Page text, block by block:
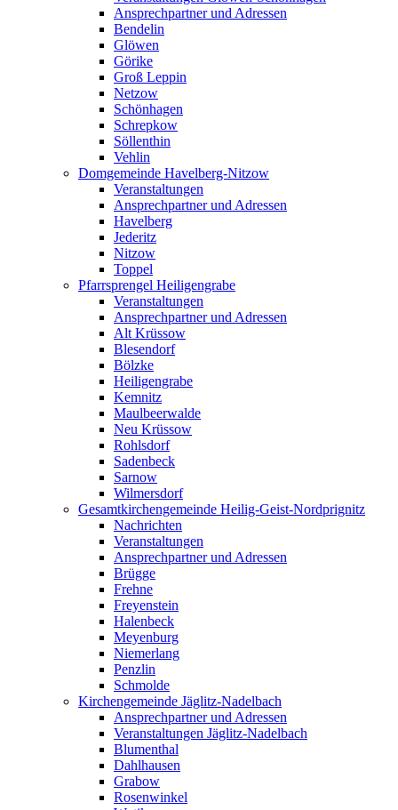
Ansprechpartner und Adressen
Bendelin
Glöwen
Görike
Groß Leppin
Netzow
Schönhagen
Schrepkow
Söllenthin
Vehlin
Domgemeinde Havelberg-Nitzow
Veranstaltungen
Ansprechpartner und Adressen
Havelberg
Jederitz
Nitzow
Toppel
Pfarrsprengel Heiligengrabe
Veranstaltungen
Ansprechpartner und Adressen
Alt Krüssow
Blesendorf
Bölzke
Heiligengrabe
Kemnitz
Maulbeerwalde
Neu Krüssow
Rohlsdorf
Sadenbeck
Sarnow
Wilmersdorf
Gesamtkirchengemeinde Heilig-Geist-Nordprignitz
Nachrichten
Veranstaltungen
Ansprechpartner und Adressen
Brügge
Frehne
Freyenstein
Halenbeck
Meyenburg
Niemerlang
Penzlin
Schmolde
Kirchengemeinde Jäglitz-Nadelbach
Ansprechpartner und Adressen
Veranstaltungen Jäglitz-Nadelbach
Blumenthal
Dahlhausen
Grabow
Rosenwinkel